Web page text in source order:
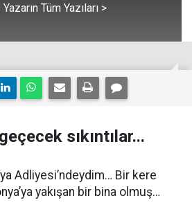
Yazarın Tüm Yazıları >
sıkıntılar...
Adliyesi’ndeydim… Bir kere
yakışan bir bina olmuş…